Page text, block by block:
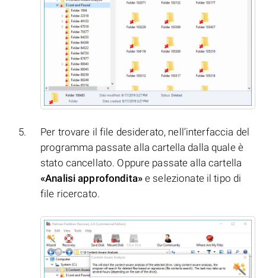
Per trovare il file desiderato, nell’interfaccia del
programma passate alla cartella dalla quale è
stato cancellato. Oppure passate alla cartella
«Analisi approfondita»e selezionate il tipo di
file ricercato.